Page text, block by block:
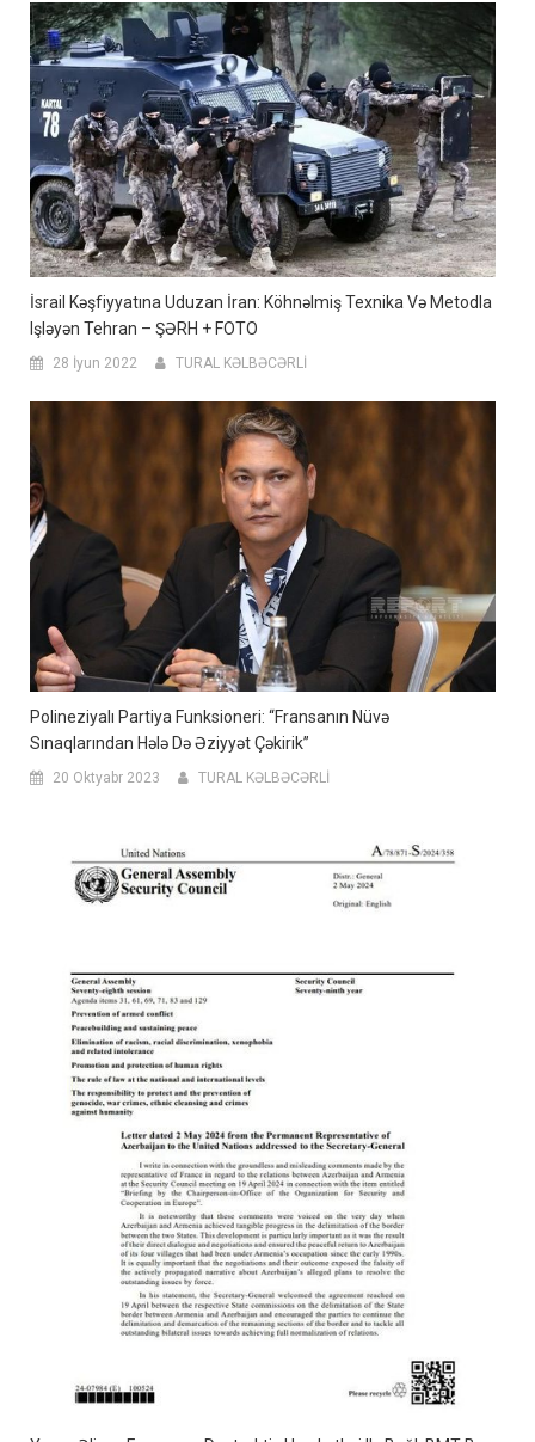
İsrail Kəşfiyyatına Uduzan İran: Köhnəlmiş Texnika Və Metodla
Işləyən Tehran – ŞƏRH + FOTO
28 İyun 2022 TURAL KƏLBƏCƏRLİ
Polineziyalı Partiya Funksioneri: “Fransanın Nüvə
Sınaqlarından Hələ Də Əziyyət Çəkirik”
20 Oktyabr 2023 TURAL KƏLBƏCƏRLİ